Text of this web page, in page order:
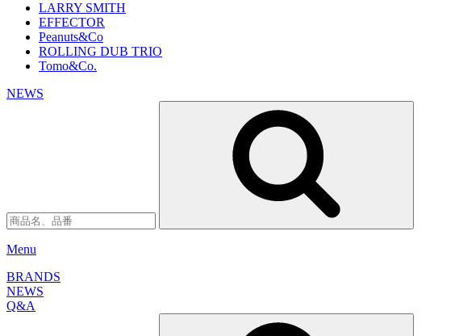
LARRY SMITH
EFFECTOR
Peanuts&Co
ROLLING DUB TRIO
Tomo&Co.
NEWS
Menu
BRANDS
NEWS
Q&A